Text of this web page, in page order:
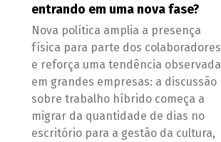
entrando em uma nova fase?
Nova política amplia a presença
física para parte dos colaboradores
e reforça uma tendência observada
em grandes empresas: a discussão
sobre trabalho híbrido começa a
migrar da quantidade de dias no
escritório para a gestão da cultura,